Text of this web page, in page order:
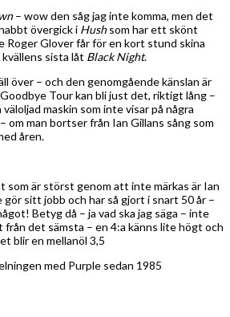
– wow den såg jag inte komma, men det
övergick i Hushsom har ett skönt
Roger Glover får för en kort stund skina
sista låt Black Night.
över – och den genomgående känslan är
Tour kan bli just det, riktigt lång –
maskin som inte visar på några
om man bortser från Ian Gillans sång som
åren.
som är störst genom att inte märkas är Ian
gör sitt jobb och har så gjort i snart 50 år –
Betyg då – ja vad ska jag säga – inte
det sämsta – en 4:a känns lite högt och
blir en mellanöl 3,5
med Purple sedan 1985